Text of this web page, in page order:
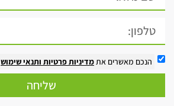
הנכם מאשרים אתמדיניות פרטיות ותנאי שימוש
שליחה